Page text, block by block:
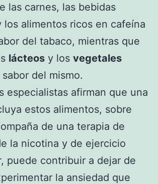
las carnes, las bebidas
los alimentos ricos en cafeína
del tabaco, mientras que
lácteos y los vegetales
del mismo.
especialistas afirman que una
estos alimentos, sobre
de una terapia de
la nicotina y de ejercicio
puede contribuir a dejar de
la ansiedad que